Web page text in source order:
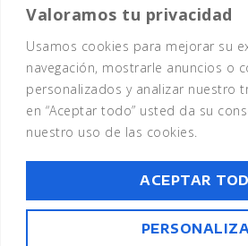
Valoramos tu privacidad
Usamos cookies para mejorar su
navegación, mostrarle anuncios o
personalizados y analizar nuestro
en “Aceptar todo” usted da su
nuestro uso de las cookies.
ACEPTAR
Política de cookies Política de
Preguntas frecuentes